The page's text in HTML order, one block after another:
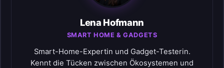
Lena Hofmann
SMART HOME & GADGETS
Smart-Home-Expertin und Gadget-Testerin.
Kennt die Tücken zwischen Ökosystemen und